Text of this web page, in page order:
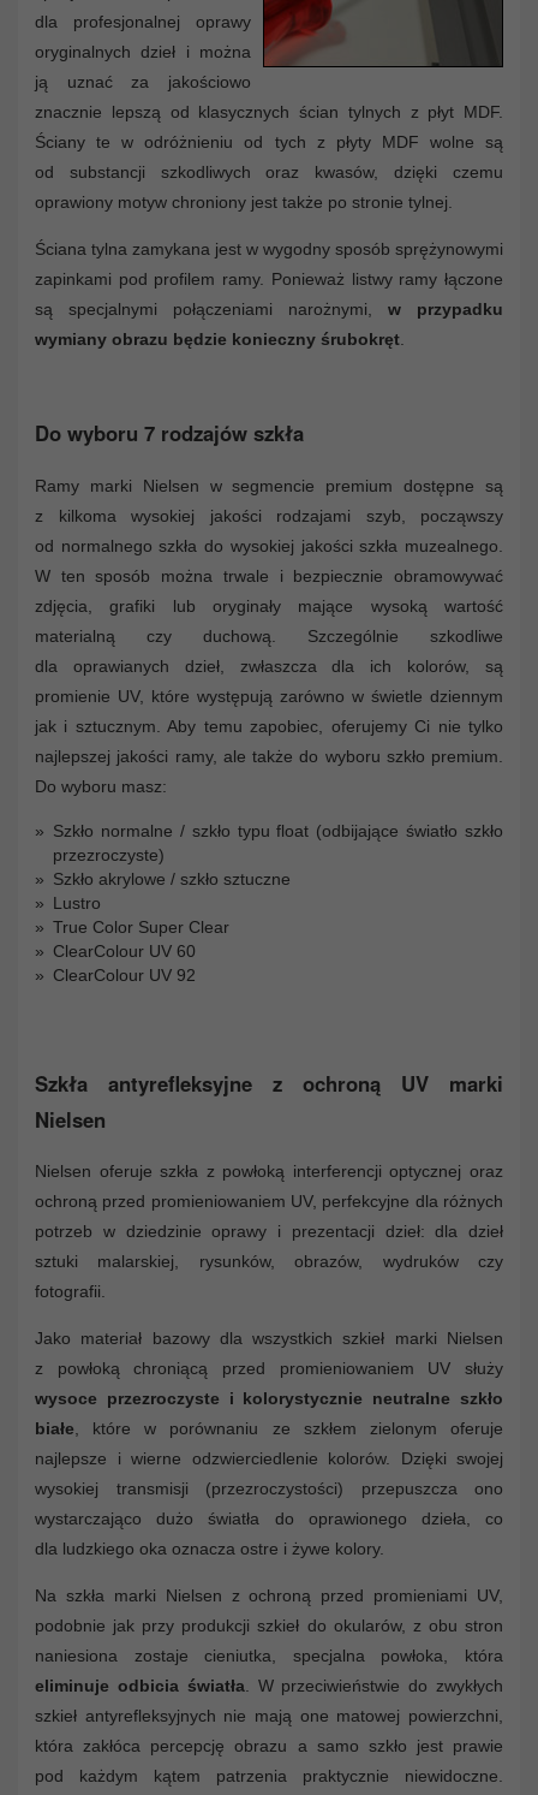
dla profesjonalnej oprawy
oryginalnych dzieł i można
ją uznać za jakościowo
znacznie lepszą od klasycznych ścian tylnych z płyt MDF.
Ściany te w odróżnieniu od tych z płyty MDF wolne są
od substancji szkodliwych oraz kwasów, dzięki czemu
oprawiony motyw chroniony jest także po stronie tylnej.
Ściana tylna zamykana jest w wygodny sposób sprężynowymi
zapinkami pod profilem ramy. Ponieważ listwy ramy łączone
są specjalnymi połączeniami narożnymi, w przypadku
wymiany obrazu będzie konieczny śrubokręt
Do wyboru 7 rodzajów szkła
Ramy marki Nielsen w segmencie premium dostępne są
z kilkoma wysokiej jakości rodzajami szyb, począwszy
od normalnego szkła do wysokiej jakości szkła muzealnego.
W ten sposób można trwale i bezpiecznie obramowywać
zdjęcia, grafiki lub oryginały mające wysoką wartość
materialną czy duchową. Szczególnie szkodliwe
dla oprawianych dzieł, zwłaszcza dla ich kolorów, są
promienie UV, które występują zarówno w świetle dziennym
jak i sztucznym. Aby temu zapobiec, oferujemy Ci nie tylko
najlepszej jakości ramy, ale także do wyboru szkło premium.
Do wyboru masz:
Szkło normalne / szkło typu float (odbijające światło szkło
przezroczyste)
Szkło akrylowe / szkło sztuczne
Lustro
True Color Super Clear
ClearColour UV 60
ClearColour UV 92
Szkła antyrefleksyjne z ochroną UV marki
Nielsen
Nielsen oferuje szkła z powłoką interferencji optycznej oraz
ochroną przed promieniowaniem UV, perfekcyjne dla różnych
potrzeb w dziedzinie oprawy i prezentacji dzieł: dla dzieł
sztuki malarskiej, rysunków, obrazów, wydruków czy
fotografii.
Jako materiał bazowy dla wszystkich szkieł marki Nielsen
z powłoką chroniącą przed promieniowaniem UV służy
wysoce przezroczyste i kolorystycznie neutralne szkło
białe, które w porównaniu ze szkłem zielonym oferuje
najlepsze i wierne odzwierciedlenie kolorów. Dzięki swojej
wysokiej transmisji (przezroczystości) przepuszcza ono
wystarczająco dużo światła do oprawionego dzieła, co
dla ludzkiego oka oznacza ostre i żywe kolory.
Na szkła marki Nielsen z ochroną przed promieniami UV,
podobnie jak przy produkcji szkieł do okularów, z obu stron
naniesiona zostaje cieniutka, specjalna powłoka, która
eliminuje odbicia światła. W przeciwieństwie do zwykłych
szkieł antyrefleksyjnych nie mają one matowej powierzchni,
która zakłóca percepcję obrazu a samo szkło jest prawie
pod każdym kątem patrzenia praktycznie niewidoczne.